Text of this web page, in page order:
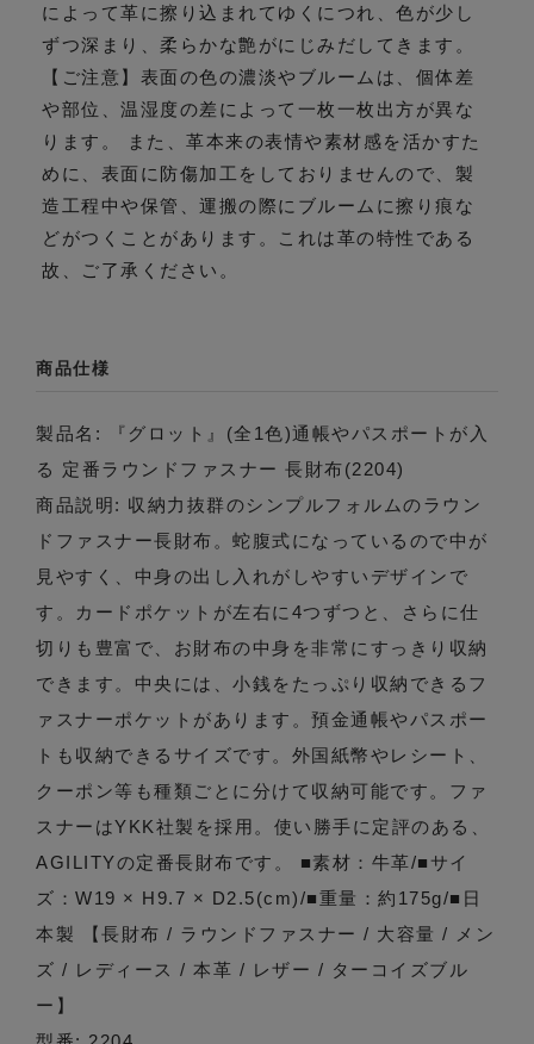
によって革に擦り込まれてゆくにつれ、色が少し
ずつ深まり、柔らかな艶がにじみだしてきます。
【ご注意】表面の色の濃淡やブルームは、個体差
や部位、温湿度の差によって一枚一枚出方が異な
ります。 また、革本来の表情や素材感を活かすた
めに、表面に防傷加工をしておりませんので、製
造工程中や保管、運搬の際にブルームに擦り痕な
どがつくことがあります。これは革の特性である
故、ご了承ください。
商品仕様
製品名: 『グロット』(全1色)通帳やパスポートが入
る 定番ラウンドファスナー 長財布(2204)
商品説明: 収納力抜群のシンプルフォルムのラウン
ドファスナー長財布。蛇腹式になっているので中が
見やすく、中身の出し入れがしやすいデザインで
す。カードポケットが左右に4つずつと、さらに仕
切りも豊富で、お財布の中身を非常にすっきり収納
できます。中央には、小銭をたっぷり収納できるフ
ァスナーポケットがあります。預金通帳やパスポー
トも収納できるサイズです。外国紙幣やレシート、
クーポン等も種類ごとに分けて収納可能です。ファ
スナーはYKK社製を採用。使い勝手に定評のある、
AGILITYの定番長財布です。 ■素材：牛革/■サイ
ズ：W19 × H9.7 × D2.5(cm)/■重量：約175g/■日
本製 【長財布 / ラウンドファスナー / 大容量 / メン
ズ / レディース / 本革 / レザー / ターコイズブル
ー】